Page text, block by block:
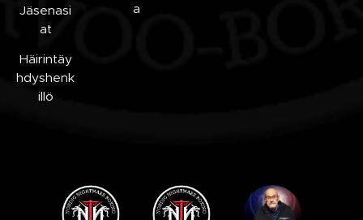
Jäsenasi
at
Häirintäy
hdyshenk
illö
a